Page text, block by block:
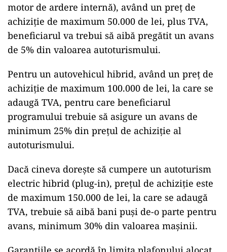
motor de ardere internă), având un preț de
achiziție de maximum 50.000 de lei, plus TVA,
beneficiarul va trebui să aibă pregătit un avans
de 5% din valoarea autoturismului.
ad
Pentru un autovehicul hibrid, având un preț de